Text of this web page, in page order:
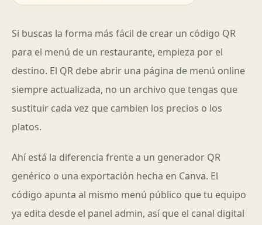
Si buscas la forma más fácil de crear un código QR
para el menú de un restaurante, empieza por el
destino. El QR debe abrir una página de menú online
siempre actualizada, no un archivo que tengas que
sustituir cada vez que cambien los precios o los
platos.
Ahí está la diferencia frente a un generador QR
genérico o una exportación hecha en Canva. El
código apunta al mismo menú público que tu equipo
ya edita desde el panel admin, así que el canal digital